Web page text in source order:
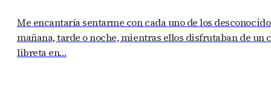
Me encantaría sentarme con cada uno de los
mañana, tarde o noche, mientras ellos disfrutaban de un
libreta en…